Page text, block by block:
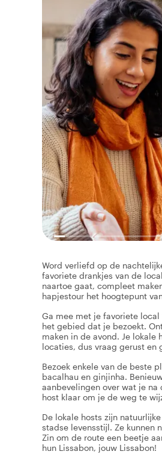
Word verliefd op de
favoriete drankjes van de
naartoe gaat, compleet
hapjestour het hoogtepunt
Ga mee met je favoriete
het gebied dat je bezoekt.
maken in de avond. Je
locaties, dus vraag gerust
Bezoek enkele van de beste
bacalhau en ginjinha.
aanbevelingen over wat je
host klaar om je de weg te
De lokale hosts zijn
stadse levensstijl. Ze kunnen
Zin om de route een beetje
hun Lissabon, jouw Lissabon!